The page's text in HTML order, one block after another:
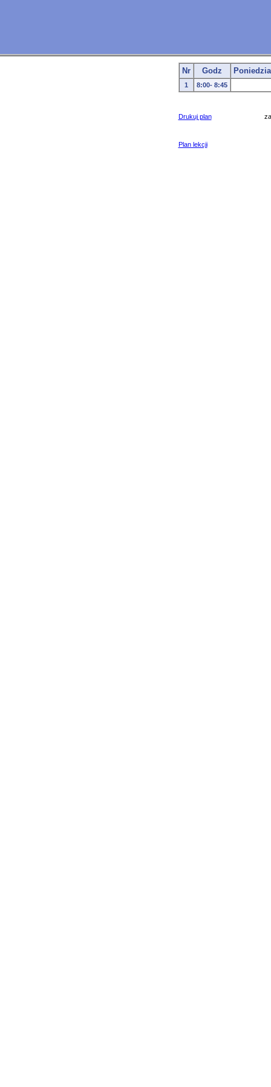
Nr Godz
1 8:00- 8:45
Drukuj plan
Plan lekcji